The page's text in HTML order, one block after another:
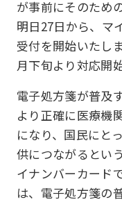
が事前にそのため
明日27日から、マ
受付を開始いたし
月下旬より対応開
電子処方箋が普及
より正確に医療機
になり、国民にと
供につながるとい
イナンバーカード
は、電子処方箋の